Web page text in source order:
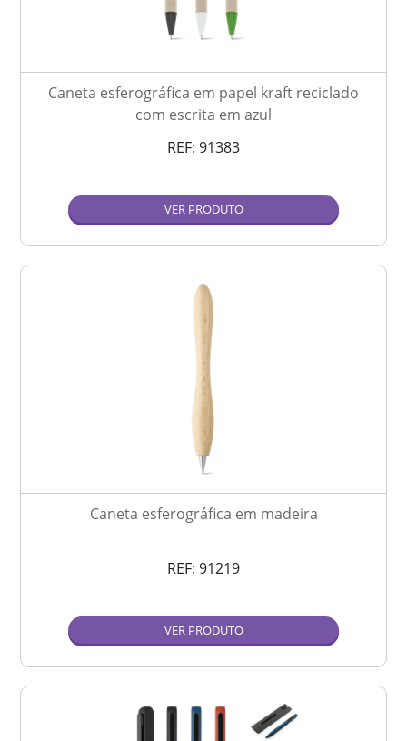
Caneta esferográfica em papel kraft reciclado
com escrita em azul
REF: 91383
VER PRODUTO
Caneta esferográfica em madeira
REF: 91219
VER PRODUTO